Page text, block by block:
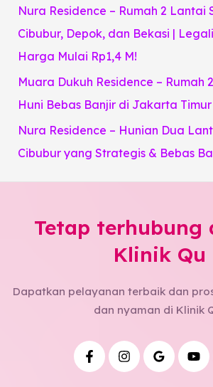
Nura Residence – Rumah 2 Lantai
Cibubur, Depok, dan Bekasi |
Harga Mulai Rp1,4 M!
Muara Dukuh Residence – Rumah
Huni Bebas Banjir di Jakarta Timur
Nura Residence – Hunian Dua
Cibubur yang Strategis & Bebas
Tetap terhubung
Klinik Qu
Dapatkan pelayanan terbaik dan
dan nyaman di Klinik